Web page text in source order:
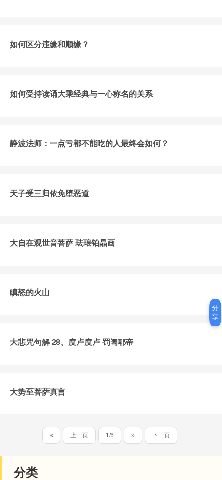
如何区分违缘和顺缘？
如何受持读诵大乘经典与一心称名的关系
静波法师：一点亏都不能吃的人最终会如何？
天子受三归依免堕恶道
大自在观世音菩萨 珐琅铂晶画
瞋怒的火山
大悲咒句解 28、度卢度卢 罚阇耶帝
大势至菩萨真言
« 上一页 1/6 » 下一页
分类
分
享